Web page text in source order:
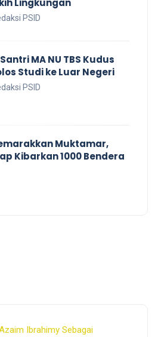
Lingkungan
PSID
Santri MA NU TBS Kudus
Studi ke Luar Negeri
PSID
Muktamar,
Kibarkan 1000 Bendera